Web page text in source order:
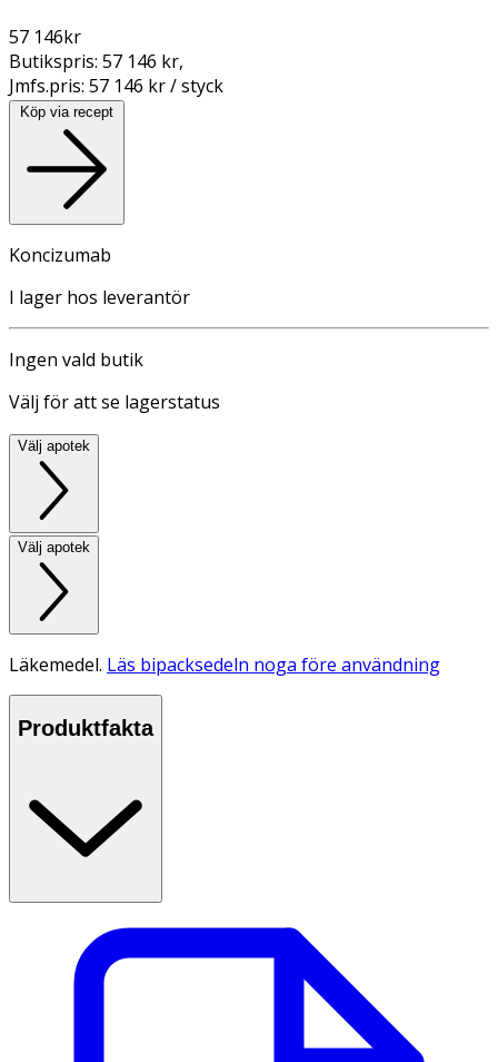
57 146kr
Butikspris: 57 146 kr,
Jmfs.pris: 57 146 kr / styck
Köp via recept
Koncizumab
I lager hos leverantör
Ingen vald butik
Välj för att se lagerstatus
Välj apotek
Välj apotek
Läkemedel. Läs bipacksedeln noga före användning
Produktfakta